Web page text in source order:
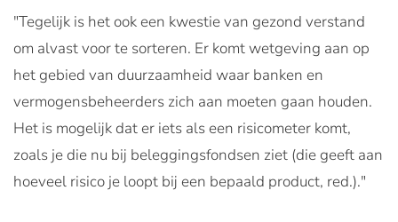
"Tegelijk is het ook een kwestie van gezond verstand
om alvast voor te sorteren. Er komt wetgeving aan op
het gebied van duurzaamheid waar banken en
vermogensbeheerders zich aan moeten gaan houden.
Het is mogelijk dat er iets als een risicometer komt,
zoals je die nu bij beleggingsfondsen ziet (die geeft aan
hoeveel risico je loopt bij een bepaald product, red.)."